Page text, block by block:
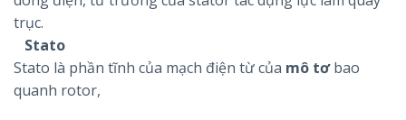
trục.
Stato
Stato là phần tĩnh của mạch điện từ của mô tơbao
quanh rotor,